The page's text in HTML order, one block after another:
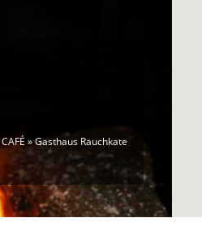
CAFÉ» Gasthaus Rauchkate